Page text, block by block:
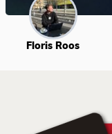
Floris Roos